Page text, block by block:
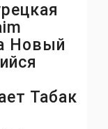
Новый
Табак